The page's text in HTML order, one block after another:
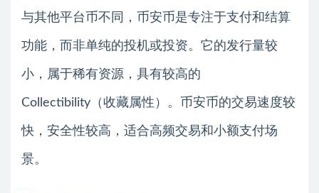
与其他平台币不同，币安币是专注于支付和结算
功能，而非单纯的投机或投资。它的发行量较
小，属于稀有资源，具有较高的
Collectibility（收藏属性）。币安币的交易速度较
快，安全性较高，适合高频交易和小额支付场
景。